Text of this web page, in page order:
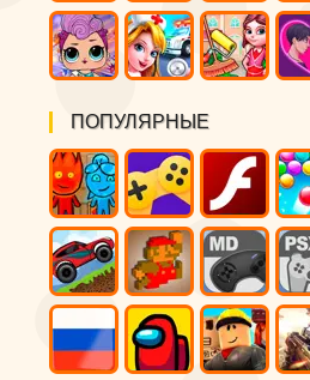
ПОПУЛЯРНЫЕ